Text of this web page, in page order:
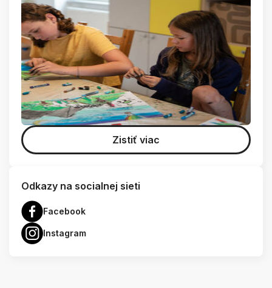
Zistiť viac
Odkazy na socialnej sieti
Facebook
Instagram